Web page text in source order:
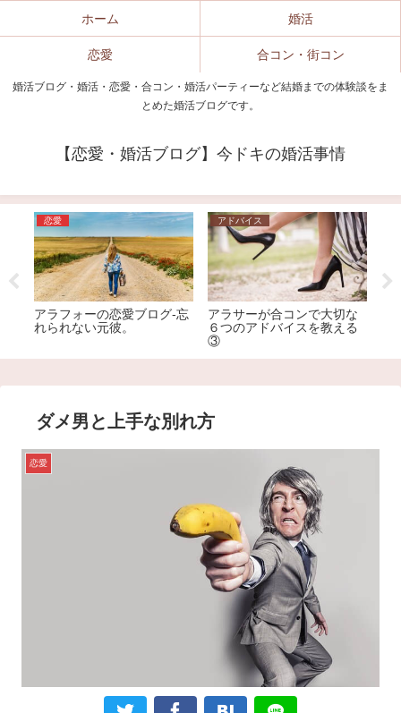
婚活ブログ・婚活・恋愛・合コン・婚活パーティーなど結婚までの体験談をま
とめた婚活ブログです。
【恋愛・婚活ブログ】今ドキの婚活事情
ホーム 婚活
恋愛 合コン・街コン
恋愛
アラフォーの恋愛ブログ-忘
れられない元彼。
アドバイス
アラサーが合コンで大切な
６つのアドバイスを教える
③
ダメ男と上手な別れ方
恋愛